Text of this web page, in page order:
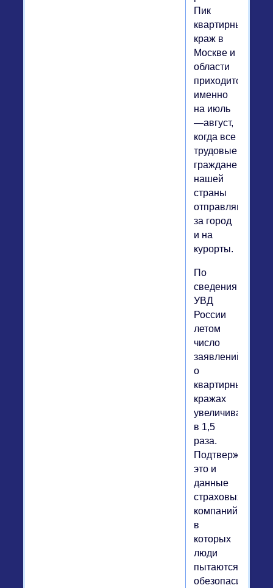
Пик
квартирных
краж в
Москве и
области
приходится
именно
на июль
—август,
когда все
трудовые
граждане
нашей
страны
отправляются
за город
и на
курорты.
По
сведениям
УВД
России
летом
число
заявлений
о
квартирных
кражах
увеличивается
в 1,5
раза.
Подтверждают
это и
данные
страховых
компаний,
в
которых
люди
пытаются
обезопасить